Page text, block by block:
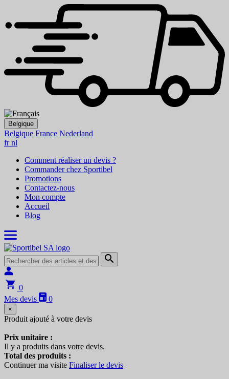
Belgique
Belgique France Nederland
fr nl
Comment réaliser un devis ?
Commander chez Sportibel
Promotions
Contactez-nous
Mon compte
Accueil
Blog
0
Mes devis
0
×
Produit ajouté à votre devis
Prix unitaire :
Il y a produits dans votre devis.
Total des produits :
Continuer ma visite Finaliser le devis